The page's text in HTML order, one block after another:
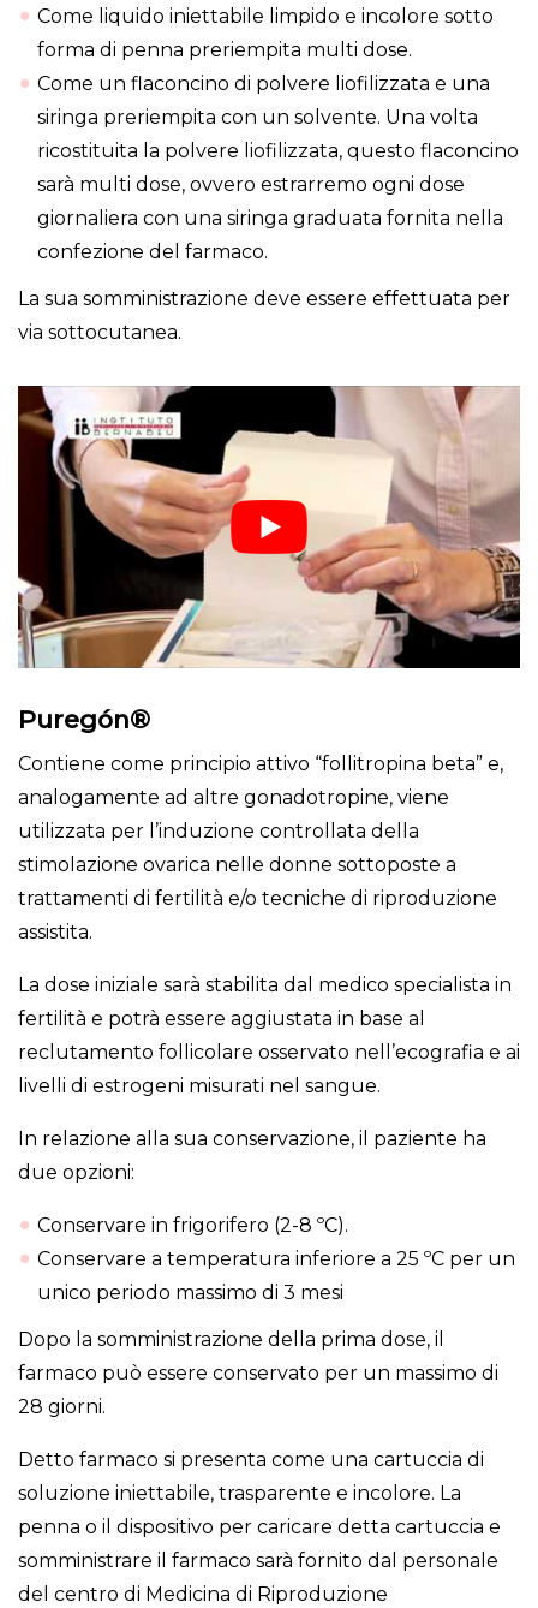
Come liquido iniettabile limpido e incolore sotto
forma di penna preriempita multi dose.
Come un flaconcino di polvere liofilizzata e una
siringa preriempita con un solvente. Una volta
ricostituita la polvere liofilizzata, questo flaconcino
sarà multi dose, ovvero estrarremo ogni dose
giornaliera con una siringa graduata fornita nella
confezione del farmaco.
La sua somministrazione deve essere effettuata per
via sottocutanea.
Puregón®
Contiene come principio attivo “follitropina beta” e,
analogamente ad altre gonadotropine, viene
utilizzata per l’induzione controllata della
stimolazione ovarica nelle donne sottoposte a
trattamenti di fertilità e/o tecniche di riproduzione
assistita.
La dose iniziale sarà stabilita dal medico specialista in
fertilità e potrà essere aggiustata in base al
reclutamento follicolare osservato nell’ecografia e ai
livelli di estrogeni misurati nel sangue.
In relazione alla sua conservazione, il paziente ha
due opzioni:
Conservare in frigorifero (2-8 ºC).
Conservare a temperatura inferiore a 25 ºC per un
unico periodo massimo di 3 mesi
Dopo la somministrazione della prima dose, il
farmaco può essere conservato per un massimo di
28 giorni.
Detto farmaco si presenta come una cartuccia di
soluzione iniettabile, trasparente e incolore. La
penna o il dispositivo per caricare detta cartuccia e
somministrare il farmaco sarà fornito dal personale
del centro di Medicina di Riproduzione